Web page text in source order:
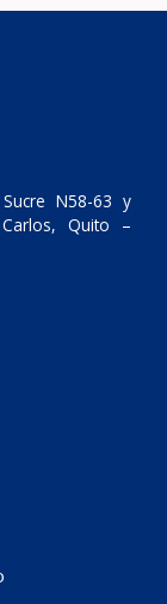
N58-63 y
Quito –